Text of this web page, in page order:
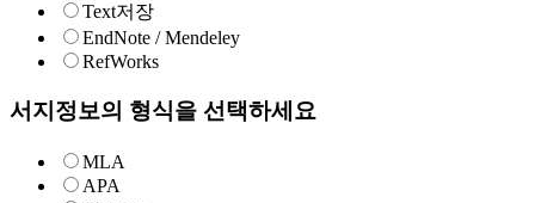
Text저장
EndNote / Mendeley
RefWorks
서지정보의 형식을 선택하세요
MLA
APA